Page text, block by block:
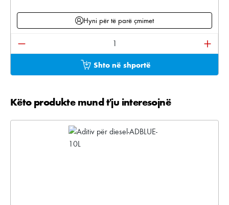
Hyni për të parë çmimet
Sasia e produktit: Shkruani sasinë e dëshiruar
Shto në shportë
Kalo galerinë e produktit
Këto produkte mund t'ju interesojnë